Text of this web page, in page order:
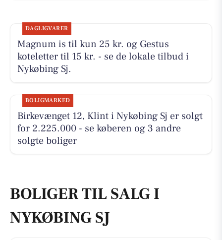
DAGLIGVARER
Magnum is til kun 25 kr. og Gestus
koteletter til 15 kr. - se de lokale tilbud i
Nykøbing Sj.
BOLIGMARKED
Birkevænget 12, Klint i Nykøbing Sj er solgt
for 2.225.000 - se køberen og 3 andre
solgte boliger
BOLIGER TIL SALG I
NYKØBING SJ